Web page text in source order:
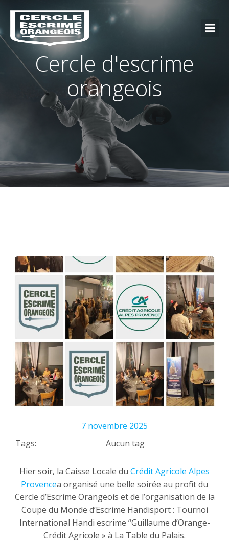
Cercle d'escrime
orangeois
7 novembre 2025
Tags:
Aucun tag
Hier soir, la Caisse Locale du Crédit Agricole Alpes
Provencea organisé une belle soirée au profit du
Cercle d’Escrime Orangeois et de l’organisation de la
Coupe du Monde d’Escrime Handisport : Tournoi
International Handi escrime “Guillaume d’Orange-
Crédit Agricole » à La Table du Palais.